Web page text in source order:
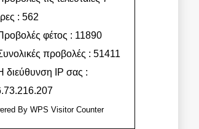
: 562
φέτος : 11890
προβολές : 51411
διεύθυνση IP σας :
By WPS Visitor Counter